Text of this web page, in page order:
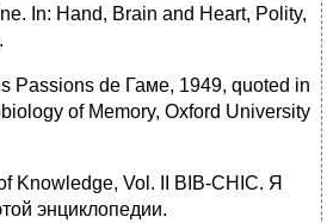
In: Hand, Brain and Heart, Polity,
Passions de Гаме, 1949, quoted in
of Memory, Oxford University
Knowledge, Vol. II BIB-CHIC. Я
энциклопедии.